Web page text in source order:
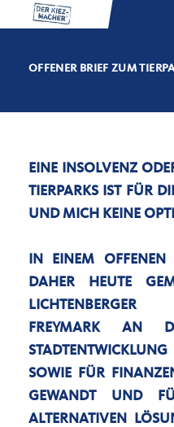
OFFENER BRIEF ZUM
EINE INSOLVENZ
IERPARKS IST FÜR
ND MICH KEINE
IN EINEM
DAHER HEUTE
FREYMARK AN
SOWIE FÜR
GEWANDT UND
ALTERNATIVEN